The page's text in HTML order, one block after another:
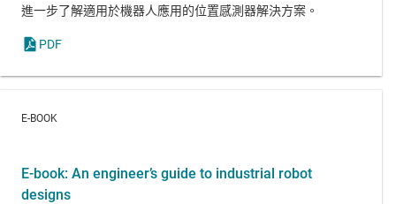
進一步了解適用於機器人應用的位置感測器解決方案。
PDF
E-BOOK
E-book: An engineer’s guide to industrial robot
designs